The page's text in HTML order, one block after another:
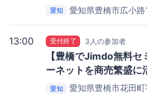
愛知
愛知県豊橋市広小
13:00 受付終了 3人の参加者
【豊橋でJimdo無料
ーネットを商売繁盛に
愛知 愛知県豊橋市花田